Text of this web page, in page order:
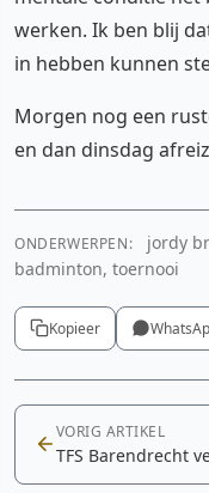
werken. Ik ben blij
in hebben kunnen
Morgen nog een
en dan dinsdag
ONDERWERPEN:
jordy
badminton, toernooi
Kopieer
VORIG ARTIKEL
TFS Barendrecht